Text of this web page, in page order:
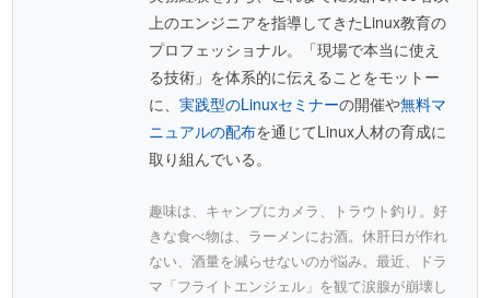
上のエンジニアを指導してきたLinux教育の
プロフェッショナル。「現場で本当に使え
る技術」を体系的に伝えることをモットー
に、実践型のLinuxセミナーの開催や無料マ
ニュアルの配布を通じてLinux人材の育成に
取り組んでいる。
趣味は、キャンプにカメラ、トラウト釣り。好
きな食べ物は、ラーメンにお酒。休肝日が作れ
ない、酒量を減らせないのが悩み。最近、ドラ
マ「フライトエンジェル」を観て涙腺が崩壊し